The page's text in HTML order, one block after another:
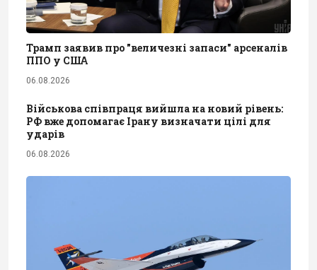
Трамп заявив про "величезні запаси" арсеналів
ППО у США
06.08.2026
Військова співпраця вийшла на новий рівень:
РФ вже допомагає Ірану визначати цілі для
ударів
06.08.2026